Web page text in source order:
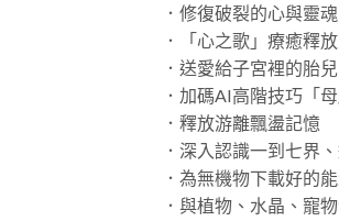
．修復破裂的心與靈
．「心之歌」療癒釋
．送愛給子宮裡的胎兒
．加碼AI高階技巧「母
．釋放游離飄盪記憶
．深入認識一到七界
．為無機物下載好的
．與植物、水晶、寵